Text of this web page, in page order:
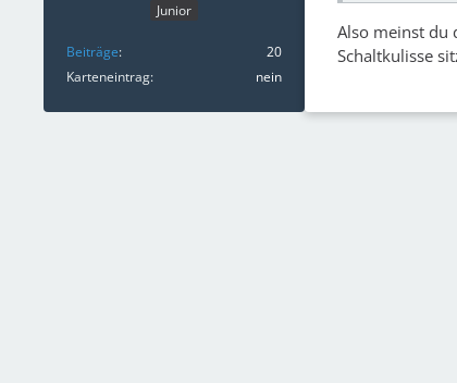
Junior
Beiträge
20
Karteneintrag
nein
Also meinst du
Schaltkulisse